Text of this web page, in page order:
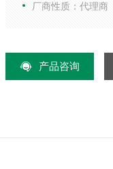
厂商性质：代理商
产品咨询